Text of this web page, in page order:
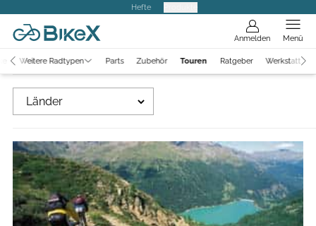
Hefte
Anmelden Menü
Weitere Radtypen Parts Zubehör Touren Ratgeber Werkstatt
Länder